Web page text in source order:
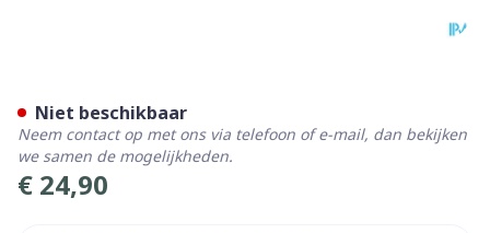
€ 24,90
Niet beschikbaar
Neem contact op met ons via telefoon of e-mail, dan bekijken
we samen de mogelijkheden.